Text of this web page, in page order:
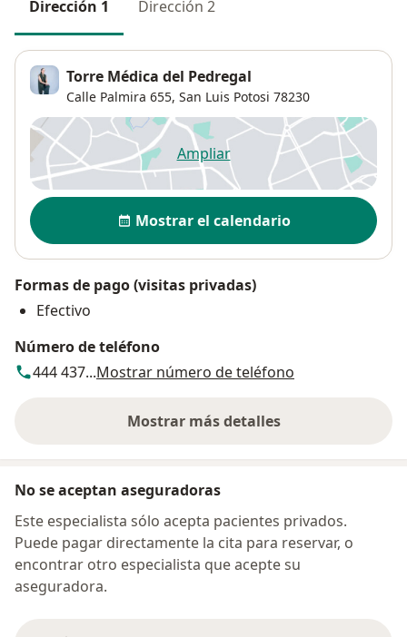
Dirección 1 Dirección 2
Torre Médica del Pedregal
Calle Palmira 655, San Luis Potosi 78230
Ampliarse abre en una nueva
Disponibilidad
Mostrar el calendario
Formas de pago (visitas privadas)
Efectivo
Número de teléfono
444 437...Mostrar número de teléfono
Mostrar más detalles
sobre la dirección
No se aceptan aseguradoras
Este especialista sólo acepta pacientes privados.
Puede pagar directamente la cita para reservar, o
encontrar otro especialista que acepte su
aseguradora.